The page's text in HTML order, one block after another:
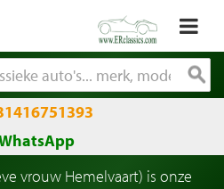
vrouw Hemelvaart) is onze